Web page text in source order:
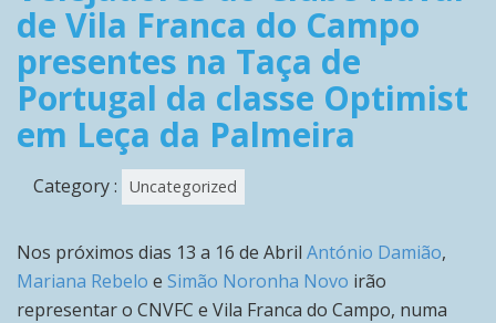
de Vila Franca do Campo
presentes na Taça de
Portugal da classe Optimist
em Leça da Palmeira
Category : Uncategorized
Nos próximos dias 13 a 16 de Abril António Damião,
Mariana Rebelo e Simão Noronha Novo irão
representar o CNVFC e Vila Franca do Campo, numa